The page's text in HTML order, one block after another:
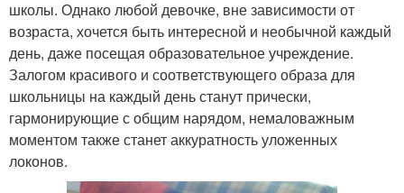
школы. Однако любой девочке, вне зависимости от
возраста, хочется быть интересной и необычной каждый
день, даже посещая образовательное учреждение.
Залогом красивого и соответствующего образа для
школьницы на каждый день станут прически,
гармонирующие с общим нарядом, немаловажным
моментом также станет аккуратность уложенных
локонов.